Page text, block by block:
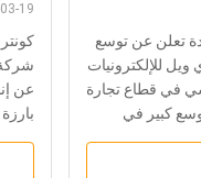
تعلن عن توسع
للإلكترونيات
في قطاع تجارة
كبير في
في السوق،
19
عن